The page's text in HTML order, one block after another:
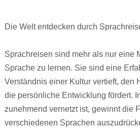
Die Welt entdecken durch
Sprachreisen sind mehr als nur eine
Sprache zu lernen. Sie sind eine
Verständnis einer Kultur vertieft, den
die persönliche Entwicklung fördert.
zunehmend vernetzt ist, gewinnt die
verschiedenen Sprachen